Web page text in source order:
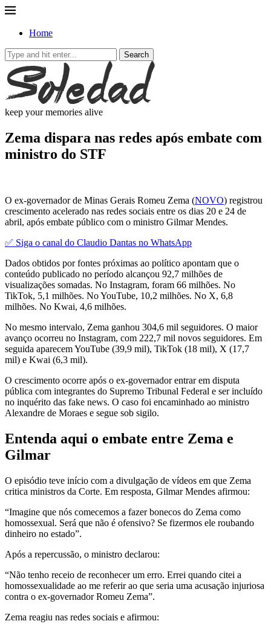
Home
Search
keep your memories alive
Zema dispara nas redes após embate com
ministro do STF
O ex-governador de Minas Gerais Romeu Zema (NOVO) registrou
crescimento acelerado nas redes sociais entre os dias 20 e 24 de
abril, após embate público com o ministro Gilmar Mendes.
✅ Siga o canal do Claudio Dantas no WhatsApp
Dados obtidos por fontes próximas ao político apontam que o
conteúdo publicado no período alcançou 92,7 milhões de
visualizações somadas. No Instagram, foram 66 milhões. No
TikTok, 5,1 milhões. No YouTube, 10,2 milhões. No X, 6,8
milhões. No Kwai, 4,6 milhões.
No mesmo intervalo, Zema ganhou 304,6 mil seguidores. O maior
avanço ocorreu no Instagram, com 222,7 mil novos seguidores. Em
seguida aparecem YouTube (39,9 mil), TikTok (18 mil), X (17,7
mil) e Kwai (6,3 mil).
O crescimento ocorre após o ex-governador entrar em disputa
pública com integrantes do Supremo Tribunal Federal e ser incluído
no inquérito das fake news. O caso foi encaminhado ao ministro
Alexandre de Moraes e segue sob sigilo.
Entenda aqui o embate entre Zema e
Gilmar
O episódio teve início com a divulgação de vídeos em que Zema
critica ministros da Corte. Em resposta, Gilmar Mendes afirmou:
“Imagine que nós comecemos a fazer bonecos do Zema como
homossexual. Será que não é ofensivo? Se fizermos ele roubando
dinheiro no estado”.
Após a repercussão, o ministro declarou:
“Não tenho receio de reconhecer um erro. Errei quando citei a
homossexualidade ao me referir ao que seria uma acusação injuriosa
contra o ex-governador Romeu Zema”.
Zema reagiu nas redes sociais e afirmou: